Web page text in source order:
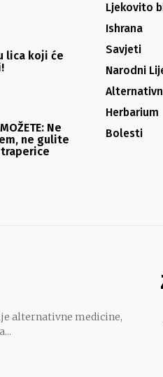
lica koji će
Ne
ne gulite
Ljekovito
Ishrana
Savjeti
Narodni
Herbarium
Bolesti
alternativne medicine,